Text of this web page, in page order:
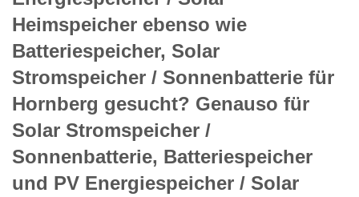
Heimspeicher ebenso wie
Batteriespeicher, Solar
Stromspeicher / Sonnenbatterie für
Hornberg gesucht? Genauso für
Solar Stromspeicher /
Sonnenbatterie, Batteriespeicher
und PV Energiespeicher / Solar